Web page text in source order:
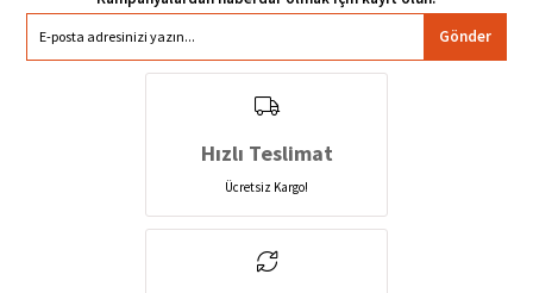
Gönder
Hızlı Teslimat
Ücretsiz Kargo!